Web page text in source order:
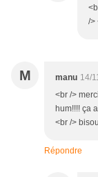
/>
M manu 14/
<br />
hum!!!! ça
<br />
Répondre